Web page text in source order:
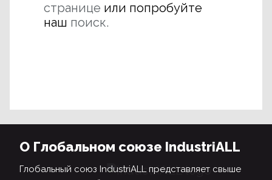
странице или попробуйте
наш поиск.
О Глобальном союзе IndustriALL
Глобальный союз IndustriALL представляет свыше